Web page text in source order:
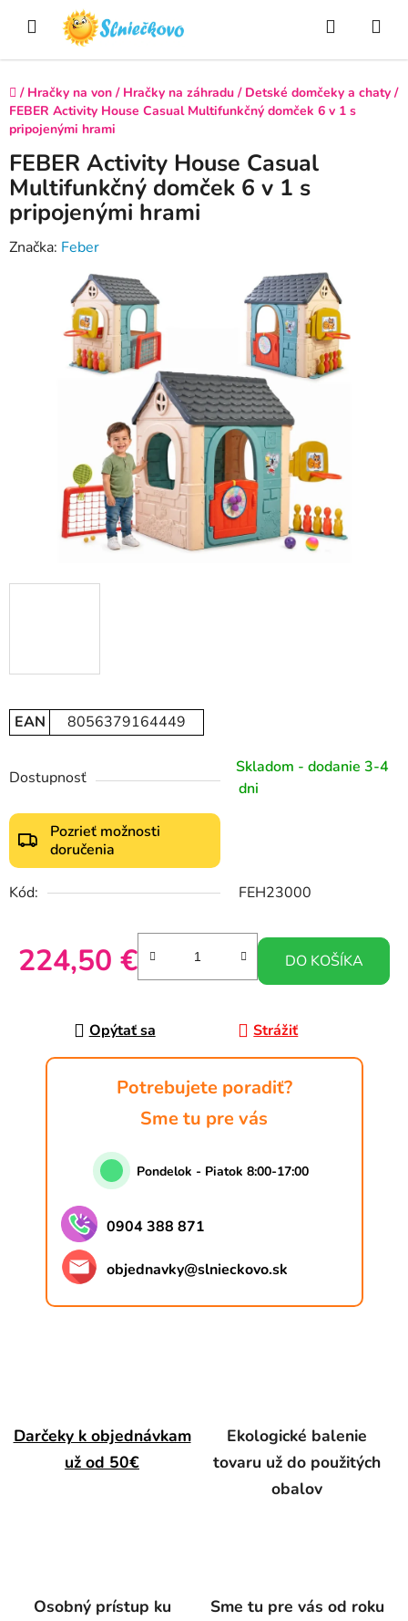
Hľadať
Domov
/ Hračky na von / Hračky na záhradu / Detské domčeky a chaty /
FEBER Activity House Casual Multifunkčný domček 6 v 1 s
pripojenými hrami
EAN 8056379164449
Dostupnosť
Skladom - dodanie 3-4
dni
Pozrieť možnosti
doručenia
Kód: FEH23000
224,50 € DO KOŠÍKA
Opýtať sa Strážiť
Potrebujete poradiť?
Sme tu pre vás
Pondelok - Piatok 8:00-17:00
0904 388 871
objednavky@slnieckovo.sk
FEBER Activity House Casual
Multifunkčný domček 6 v 1 s
pripojenými hrami
Značka: Feber
Darčeky k objednávkam
už od 50€
Ekologické balenie
tovaru už do použitých
obalov
Osobný prístup ku
Sme tu pre vás od roku